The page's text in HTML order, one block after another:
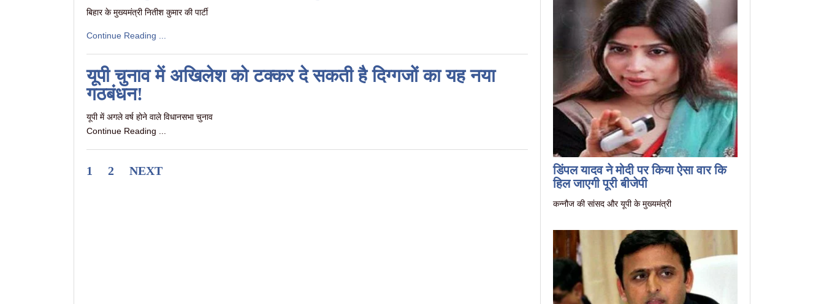
बिहार के मुख्यमंत्री नितीश कुमार की पार्टी
Continue Reading ...
यूपी चुनाव में अखिलेश को टक्कर दे सकती है दिग्गजों का यह नया
गठबंधन!
यूपी में अगले वर्ष होने वाले विधानसभा चुनाव
Continue Reading ...
1 2 NEXT
डिंपल यादव ने मोदी पर किया ऐसा वार कि
हिल जाएगी पूरी बीजेपी
कन्नौज की सांसद और यूपी के मुख्यमंत्री